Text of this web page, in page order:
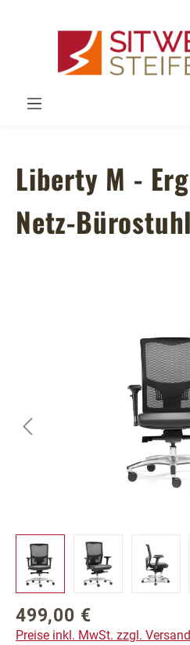
Liberty M -
Netz-Bürostuhl
Regulärer Preis:
499,00 €
Preise inkl. MwSt. zzgl.